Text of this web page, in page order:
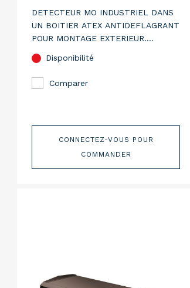
DETECTEUR MO INDUSTRIEL DANS
UN BOITIER ATEX ANTIDEFLAGRANT
POUR MONTAGE EXTERIEUR.
Disponibilité
Comparer
CONNECTEZ-VOUS POUR
COMMANDER